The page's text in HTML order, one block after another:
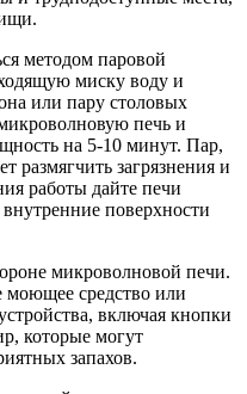
методом паровой
миску воду и
или пару столовых
печь и
на 5-10 минут. Пар,
размягчить загрязнения и
работы дайте печи
поверхности
микроволновой печи.
моющее средство или
включая кнопки
которые могут
запахов.